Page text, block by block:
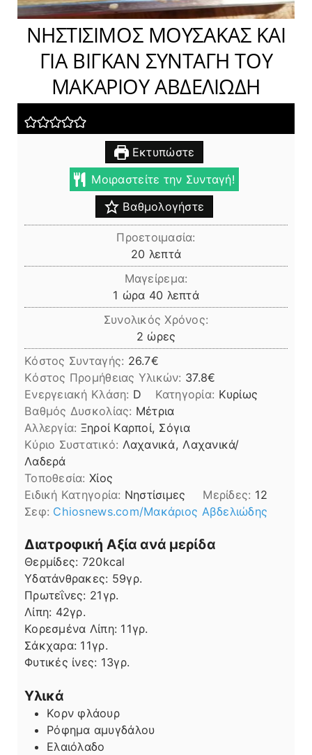
ΝΗΣΤΙΣΙΜΟΣ ΜΟΥΣΑΚΑΣ ΚΑΙ
ΓΙΑ ΒΙΓΚΑΝ ΣΥΝΤΑΓΗ ΤΟΥ
ΜΑΚΑΡΙΟΥ ΑΒΔΕΛΙΩΔΗ
Εκτυπώστε
Μοιραστείτε την Συνταγή!
Βαθμολογήστε
Προετοιμασία:
20 λεπτά
λεπτά
Μαγείρεμα:
1 ώρα
ώρα 40 λεπτά
λεπτά
Συνολικός Χρόνος:
2ώρες
ώρες
Κόστος Συνταγής: 26.7€
Kόστος Προμήθειας Υλικών: 37.8
Ενεργειακή Κλάση: D Κατηγορία: Κυρίως
Βαθμός Δυσκολίας: Μέτρια
Αλλεργία: Ξηροί Καρποί, Σόγια
Kύριο Συστατικό: Λαχανικά, Λαχανικά/
Λαδερά
Τοποθεσία: Χίος
Ειδική Κατηγορία: Νηστίσιμες Μερίδες: 12
Σεφ: Chiosnews.com/Μακάριος Αβδελιώδης
Διατροφική Αξία ανά μερίδα
Θερμίδες: 720kcal
Υδατάνθρακες: 59γρ.
Πρωτεΐνες: 21γρ.
Λίπη
Λίπη: 42γρ.
Κορεσμένα Λίπη: 11γρ.
Σάκχαρα: 11γρ.
Φυτικές ίνες: 13γρ.
Υλικά
Κορν φλάουρ
Ρόφημα αμυγδάλου
Ελαιόλαδο